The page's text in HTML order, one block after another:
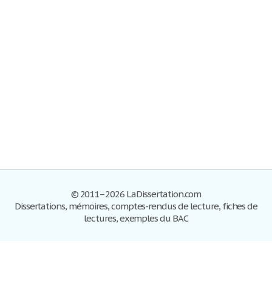
© 2011–2026 LaDissertation.com
Dissertations, mémoires, comptes-rendus de lecture, fiches de
lectures, exemples du BAC